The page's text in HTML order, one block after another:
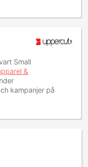
Small
&
kampanjer på